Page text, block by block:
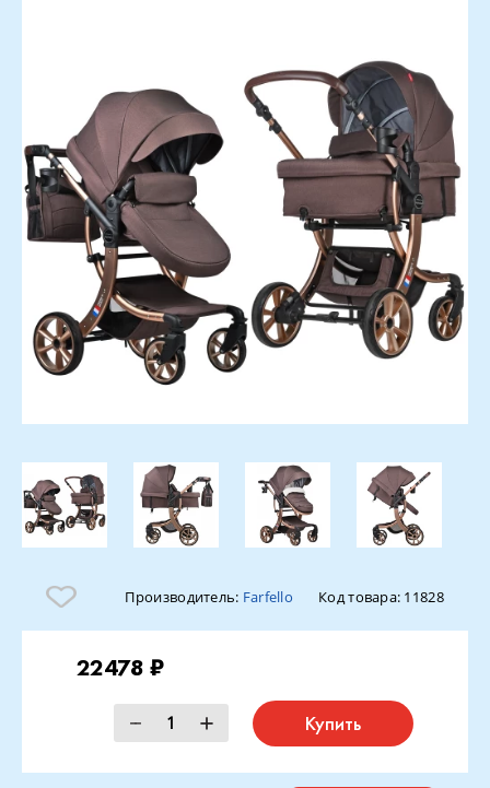
Производитель: Farfello Код товара: 11828
22478 ₽
Купить